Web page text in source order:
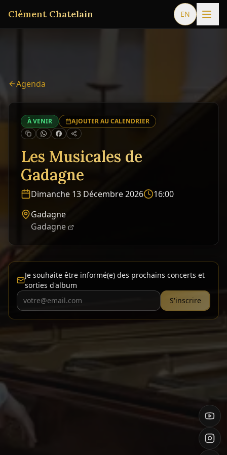
Clément Chatelain EN
Agenda
À VENIR AJOUTER AU CALENDRIER
Les Musicales de
Gadagne
Dimanche 13 Décembre 2026
16:00
Gadagne
Gadagne
Je souhaite être informé(e) des prochains concerts et
sorties d'album
S'inscrire